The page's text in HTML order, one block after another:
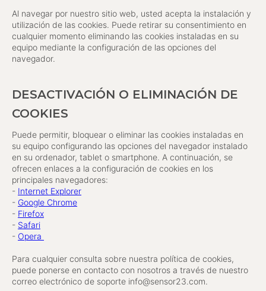
Al navegar por nuestro sitio web, usted acepta la instalación y
utilización de las cookies. Puede retirar su consentimiento en
cualquier momento eliminando las cookies instaladas en su
equipo mediante la configuración de las opciones del
navegador.
DESACTIVACIÓN O ELIMINACIÓN DE
COOKIES
Puede permitir, bloquear o eliminar las cookies instaladas en
su equipo configurando las opciones del navegador instalado
en su ordenador, tablet o smartphone. A continuación, se
ofrecen enlaces a la configuración de cookies en los
principales navegadores:
- Internet Explorer
- Google Chrome
- Firefox
- Safari
- Opera
Para cualquier consulta sobre nuestra política de cookies,
puede ponerse en contacto con nosotros a través de nuestro
correo electrónico de soporte info@sensor23.com.